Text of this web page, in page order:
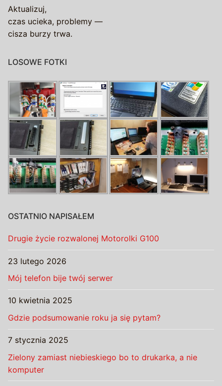
Aktualizuj,
czas ucieka, problemy —
cisza burzy trwa.
LOSOWE FOTKI
OSTATNIO NAPISAŁEM
Drugie życie rozwalonej Motorolki G100
23 lutego 2026
Mój telefon bije twój serwer
10 kwietnia 2025
Gdzie podsumowanie roku ja się pytam?
7 stycznia 2025
Zielony zamiast niebieskiego bo to drukarka, a nie
komputer